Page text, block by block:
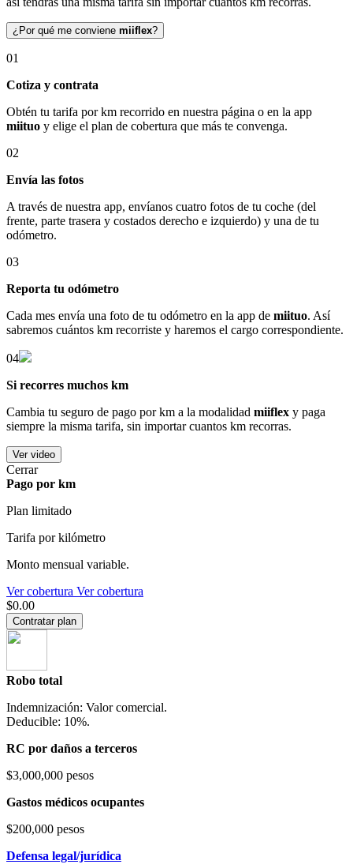
¿Por qué me conviene miiflex?
01
Cotiza y contrata
Obtén tu tarifa por km recorrido en nuestra página o en la app
miituo y elige el plan de cobertura que más te convenga.
02
Envía las fotos
A través de nuestra app, envíanos cuatro fotos de tu coche (del
frente, parte trasera y costados derecho e izquierdo) y una de tu
odómetro.
03
Reporta tu odómetro
Cada mes envía una foto de tu odómetro en la app de miituo. Así
sabremos cuántos km recorriste y haremos el cargo correspondiente.
04
Si recorres muchos km
Cambia tu seguro de pago por km a la modalidad miiflex y paga
siempre la misma tarifa, sin importar cuantos km recorras.
Ver video
Cerrar
Pago por km
Plan limitado
Tarifa por kilómetro
Monto mensual variable.
Ver cobertura Ver cobertura
$0.00
Contratar plan
Robo total
Indemnización: Valor comercial.
Deducible: 10%.
RC por daños a terceros
$3,000,000 pesos
Gastos médicos ocupantes
$200,000 pesos
Defensa legal/jurídica